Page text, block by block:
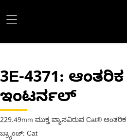
3E-4371:
ಇಂಟರ್ನಲ್
229.49mm ಮುಕ್ತ ವ್ಯಾಸವಿರುವ Cat®
ಬ್ರ್ಯಾಂಡ್: Cat